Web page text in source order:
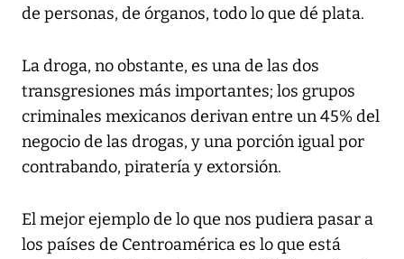
de personas, de órganos, todo lo que dé plata.
La droga, no obstante, es una de las dos
transgresiones más importantes; los grupos
criminales mexicanos derivan entre un 45% del
negocio de las drogas, y una porción igual por
contrabando, piratería y extorsión.
El mejor ejemplo de lo que nos pudiera pasar a
los países de Centroamérica es lo que está